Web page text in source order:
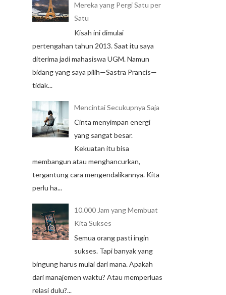
Mereka yang Pergi Satu per
Satu
Kisah ini dimulai
pertengahan tahun 2013. Saat itu saya
diterima jadi mahasiswa UGM. Namun
bidang yang saya pilih—Sastra Prancis—
tidak...
Mencintai Secukupnya Saja
Cinta menyimpan energi
yang sangat besar.
Kekuatan itu bisa
membangun atau menghancurkan,
tergantung cara mengendalikannya. Kita
perlu ha...
10.000 Jam yang Membuat
Kita Sukses
Semua orang pasti ingin
sukses. Tapi banyak yang
bingung harus mulai dari mana. Apakah
dari manajemen waktu? Atau memperluas
relasi dulu?...